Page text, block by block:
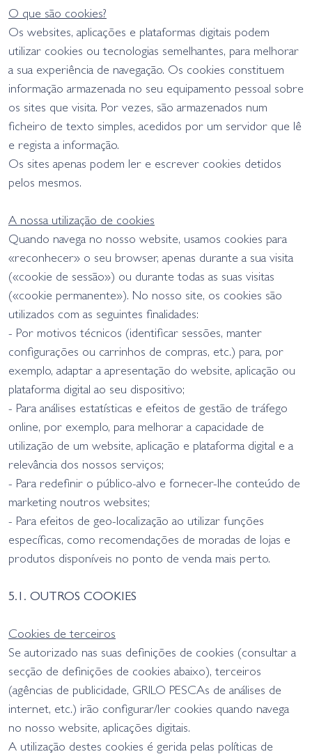
O que são cookies?
Os websites, aplicações e plataformas digitais podem
utilizar cookies ou tecnologias semelhantes, para melhorar
a sua experiência de navegação. Os cookies constituem
informação armazenada no seu equipamento pessoal sobre
os sites que visita. Por vezes, são armazenados num
ficheiro de texto simples, acedidos por um servidor que lê
e regista a informação.
Os sites apenas podem ler e escrever cookies detidos
pelos mesmos.
A nossa utilização de cookies
Quando navega no nosso website, usamos cookies para
«reconhecer» o seu browser, apenas durante a sua visita
(«cookie de sessão») ou durante todas as suas visitas
(«cookie permanente»). No nosso site, os cookies são
utilizados com as seguintes finalidades:
- Por motivos técnicos (identificar sessões, manter
configurações ou carrinhos de compras, etc.) para, por
exemplo, adaptar a apresentação do website, aplicação ou
plataforma digital ao seu dispositivo;
- Para análises estatísticas e efeitos de gestão de tráfego
online, por exemplo, para melhorar a capacidade de
utilização de um website, aplicação e plataforma digital e a
relevância dos nossos serviços;
- Para redefinir o público-alvo e fornecer-lhe conteúdo de
marketing noutros websites;
- Para efeitos de geo-localização ao utilizar funções
específicas, como recomendações de moradas de lojas e
produtos disponíveis no ponto de venda mais perto.
5.1. OUTROS COOKIES
Cookies de terceiros
Se autorizado nas suas definições de cookies (consultar a
secção de definições de cookies abaixo), terceiros
(agências de publicidade, GRILO PESCAs de análises de
internet, etc.) irão configurar/ler cookies quando navega
no nosso website, aplicações digitais.
A utilização destes cookies é gerida pelas políticas de